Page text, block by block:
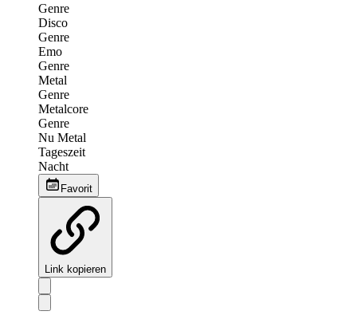
Genre
Disco
Genre
Emo
Genre
Metal
Genre
Metalcore
Genre
Nu Metal
Tageszeit
Nacht
Favorit
Link kopieren